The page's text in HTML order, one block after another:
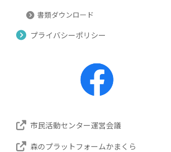
書類ダウンロード
プライバシーポリシー
市民活動センター運営会議
森のプラットフォームかまくら